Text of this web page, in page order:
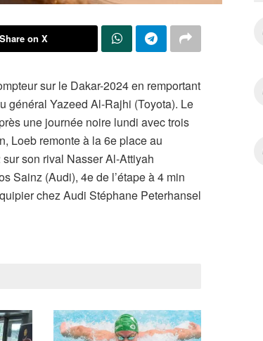
Share on X
sur le Dakar-2024 en remportant
général Yazeed Al-Rajhi (Toyota). Le
une journée noire lundi avec trois
Loeb remonte à la 6e place au
son rival Nasser Al-Attiyah
Sainz (Audi), 4e de l’étape à 4 min
chez Audi Stéphane Peterhansel